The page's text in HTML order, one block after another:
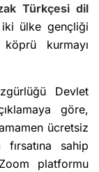
Türkçesi dil
iki ülke gençliği
kurmayı
Devlet
göre,
ücretsiz
sahip
platformu